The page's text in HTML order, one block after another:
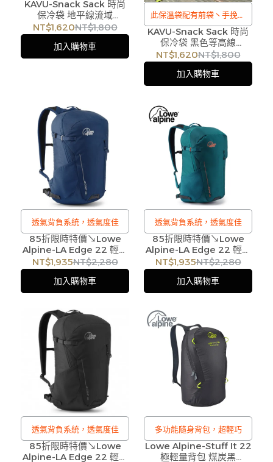
及可調較長度的斜孭帶，不
同場合可自由使用。
KAVU-Snack Sack 時尚
保冷袋 地平線流域
#90551556
NT$1,620NT$1,800
加入購物車
此保溫袋配有前袋丶手挽帶
及可調較長度的斜孭帶，不
同場合可自由使用。
KAVU-Snack Sack 時尚
保冷袋 黑色等高線
#9055437
NT$1,620NT$1,800
加入購物車
透氣背負系統，透氣度佳
85折限時特價↘Lowe
Alpine-LA Edge 22 輕量
多功能後背包22L 稚藍
NT$1,935NT$2,280
加入購物車
透氣背負系統，透氣度佳
85折限時特價↘Lowe
Alpine-LA Edge 22 輕量
多功能後背包22L 軍團藍
#FDP-90
NT$1,935NT$2,280
加入購物車
透氣背負系統，透氣度佳
85折限時特價↘Lowe
Alpine-LA Edge 22 輕量
多功能隨身背包，超輕巧
Lowe Alpine-Stuff It 22
極輕量背包 煤炭黑